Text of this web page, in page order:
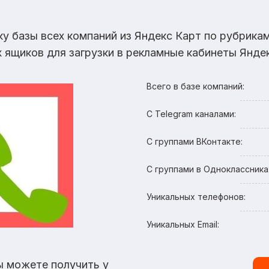
базы всех компаний из Яндекс Карт по
для загрузки в рекламные кабинеты
Всего в базе компаний:
С Telegram каналами:
С группами ВКонтакте:
С группами в
Уникальных телефонов:
Уникальных Email:
можете получить у